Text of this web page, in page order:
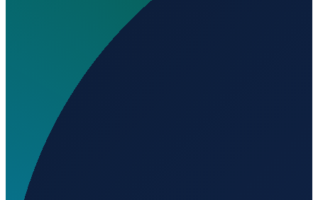
Wo liegt Aeródromo de Camarenilla?
Auf welcher Höhe liegt Aeródromo de Camarenilla?
Wird geladen...
40.02470
531